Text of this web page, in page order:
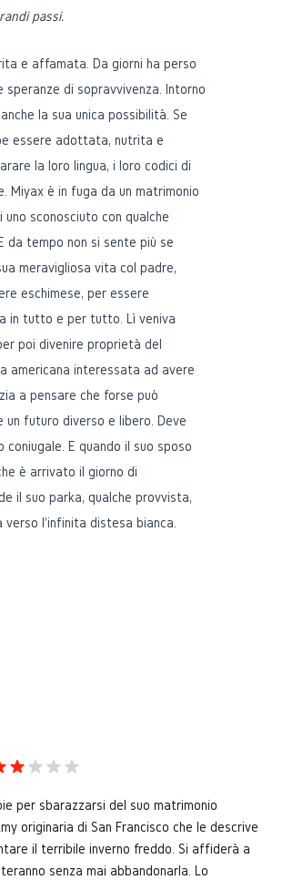
passi.
e affamata. Da giorni ha perso
speranze di sopravvivenza. Intorno
la sua unica possibilità. Se
essere adottata, nutrita e
la loro lingua, i loro codici di
Miyax è in fuga da un matrimonio
sconosciuto con qualche
da tempo non si sente più se
meravigliosa vita col padre,
eschimese, per essere
in tutto e per tutto. Lì veniva
poi divenire proprietà del
americana interessata ad avere
a pensare che forse può
un futuro diverso e libero. Deve
E quando il suo sposo
è arrivato il giorno di
il suo parka, qualche provvista,
verso l'infinita distesa bianca.
per sbarazzarsi del suo matrimonio
originaria di San Francisco che le descrive
il terribile inverno freddo. Si affiderà a
senza mai abbandonarla. Lo